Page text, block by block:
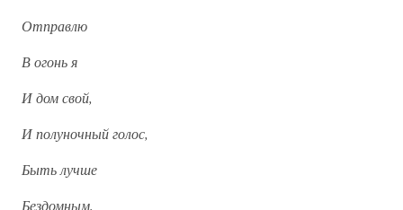
Отправлю
В огонь я
И дом свой,
И полуночный голос,
Быть лучше
Бездомным,